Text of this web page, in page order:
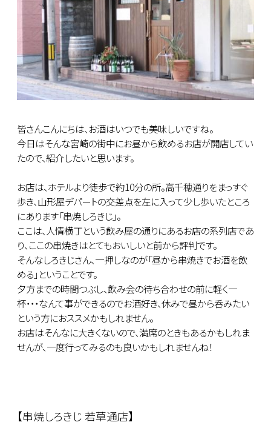
皆さんこんにちは、お酒はいつでも美味しいですね。
今日はそんな宮崎の街中にお昼から飲めるお店が開店してい
たので、紹介したいと思います。
お店は、ホテルより徒歩で約10分の所。高千穂通りをまっすぐ
歩き、山形屋デパートの交差点を左に入って少し歩いたところ
にあります「串焼しろきじ」。
ここは、人情横丁という飲み屋の通りにあるお店の系列店であ
り、ここの串焼きはとてもおいしいと前から評判です。
そんなしろきじさん、一押しなのが「昼から串焼きでお酒を飲
める」ということです。
夕方までの時間つぶし、飲み会の待ち合わせの前に軽く一
杯・・・なんて事ができるのでお酒好き、休みで昼から呑みたい
という方におススメかもしれません。
お店はそんなに大きくないので、満席のときもあるかもしれま
せんが、一度行ってみるのも良いかもしれませんね！
【串焼しろきじ 若草通店】